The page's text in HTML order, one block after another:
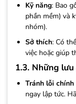
Kỹ năng: Bao
phần mềm) và
nhóm).
Sở thích: Có
việc hoặc giúp
1.3. Những
Tránh lỗi chính
ngay lập tức.